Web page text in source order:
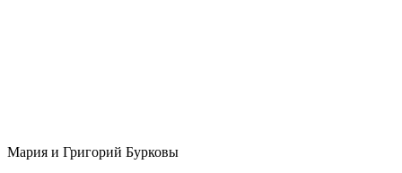
Мария и Григорий Бурковы